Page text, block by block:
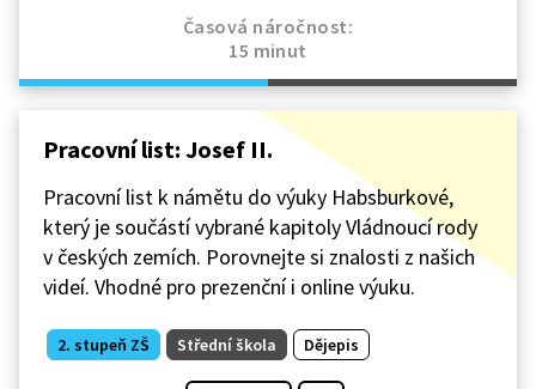
Časová náročnost:
15 minut
Pracovní list: Josef II.
Pracovní list k námětu do výuky Habsburkové,
který je součástí vybrané kapitoly Vládnoucí rody
v českých zemích. Porovnejte si znalosti z našich
videí. Vhodné pro prezenční i online výuku.
2. stupeň ZŠ Střední škola Dějepis